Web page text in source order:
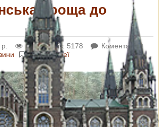
проща до
Переглядів: 5178
Коментарі: 0
Фотогалереї